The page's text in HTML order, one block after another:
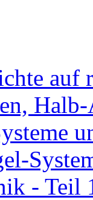
auf
Halb-
- Teil